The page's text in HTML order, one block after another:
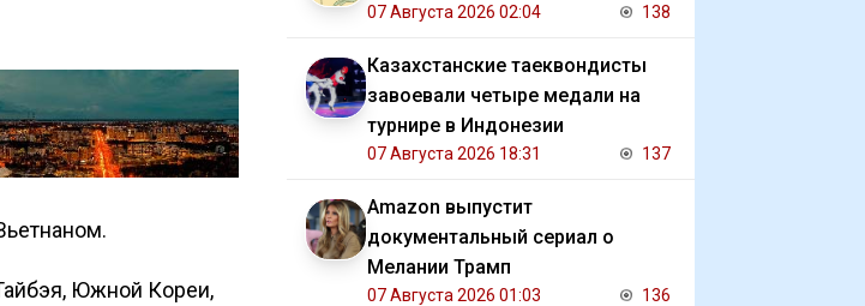
Южной Кореи,
07 Августа 2026 02:04 138
Казахстанские таеквондисты
завоевали четыре медали на
турнире в Индонезии
07 Августа 2026 18:31 137
Amazon выпустит
документальный сериал о
Мелании Трамп
07 Августа 2026 01:03 136